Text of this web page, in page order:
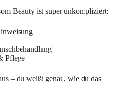
Beauty ist super unkompliziert:
Pflege
– du weißt genau, wie du das